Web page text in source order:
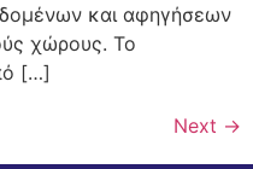
και αφηγήσεων
χώρους. Το
[…]
Next →